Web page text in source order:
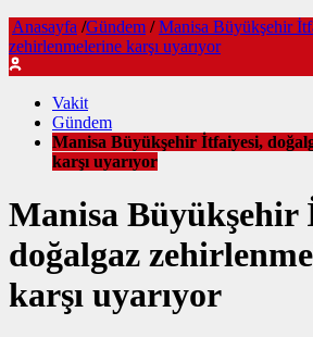
Anasayfa /Gündem / Manisa Büyükşehir
zehirlenmelerine karşı uyarıyor
Vakit
Gündem
Manisa Büyükşehir İtfaiyesi,
karşı uyarıyor
Manisa Büyükşehir
doğalgaz
karşı uyarıyor